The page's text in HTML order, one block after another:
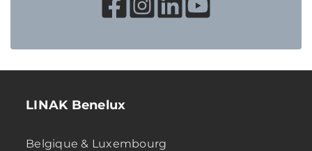
LINAK Benelux
Belgique & Luxembourg